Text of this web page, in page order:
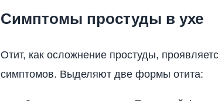
Симптомы простуды в ухе
Отит, как осложнение простуды,
симптомов. Выделяют две формы отита: